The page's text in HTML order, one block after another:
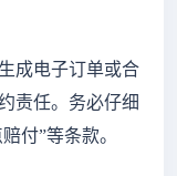
成电子订单或合
责任。务必仔细
付”等条款。